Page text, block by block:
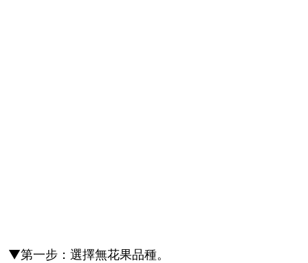
▼第一步：選擇無花果品種。